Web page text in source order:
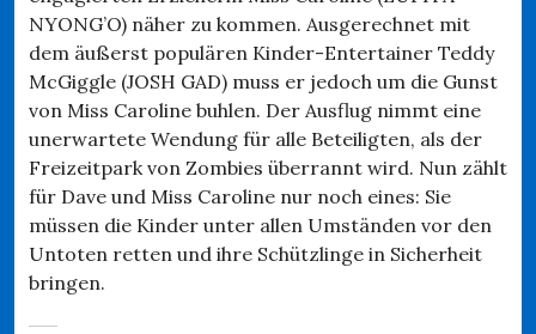
NYONG’O) näher zu kommen. Ausgerechnet mit
dem äußerst populären Kinder-Entertainer Teddy
McGiggle (JOSH GAD) muss er jedoch um die Gunst
von Miss Caroline buhlen. Der Ausflug nimmt eine
unerwartete Wendung für alle Beteiligten, als der
Freizeitpark von Zombies überrannt wird. Nun zählt
für Dave und Miss Caroline nur noch eines: Sie
müssen die Kinder unter allen Umständen vor den
Untoten retten und ihre Schützlinge in Sicherheit
bringen.